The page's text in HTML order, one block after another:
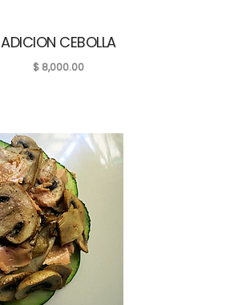
ADICION CEBOLLA
$ 8,000.00